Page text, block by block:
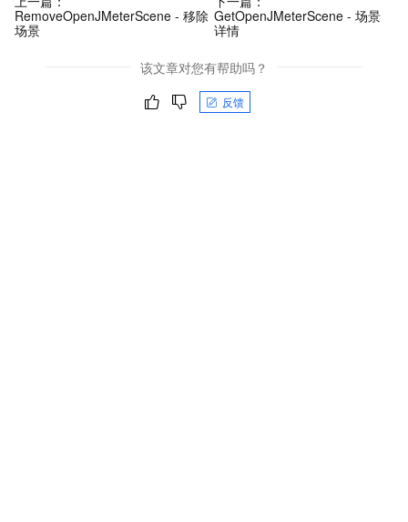
RemoveOpenJMeterScene - 移除
场景
GetOpenJMeterScene - 场景
详情
该文章对您有帮助吗？
反馈